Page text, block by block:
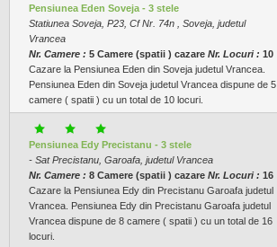
Pensiunea Eden Soveja - 3 stele
Statiunea Soveja, P23, Cf Nr. 74n , Soveja, judetul
Vrancea
Nr. Camere : 5 Camere (spatii ) cazare Nr. Locuri : 10
Cazare la Pensiunea Eden din Soveja judetul Vrancea.
Pensiunea Eden din Soveja judetul Vrancea dispune de 5
camere ( spatii ) cu un total de 10 locuri.
Pensiunea Edy Precistanu - 3 stele
- Sat Precistanu, Garoafa, judetul Vrancea
Nr. Camere : 8 Camere (spatii ) cazare Nr. Locuri : 16
Cazare la Pensiunea Edy din Precistanu Garoafa judetul
Vrancea. Pensiunea Edy din Precistanu Garoafa judetul
Vrancea dispune de 8 camere ( spatii ) cu un total de 16
locuri.